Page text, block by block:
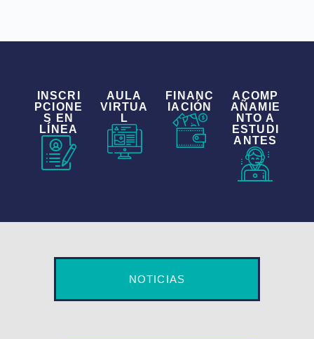
INSCRI
PCIONE
S EN
LÍNEA
AULA
VIRTUA
L
FINANC
IACIÓN
ACOMP
AÑAMIE
NTO A
ESTUDI
ANTES
NOTICIAS